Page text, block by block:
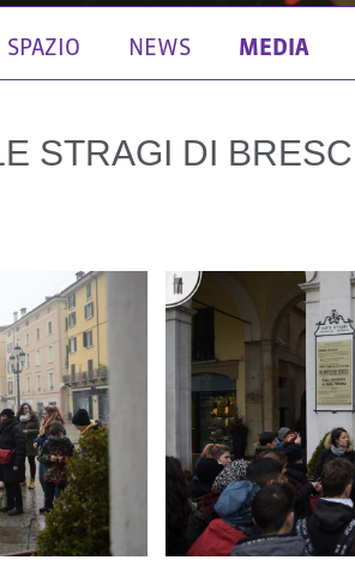
SPAZIO NEWS MEDIA
STRAGI DI